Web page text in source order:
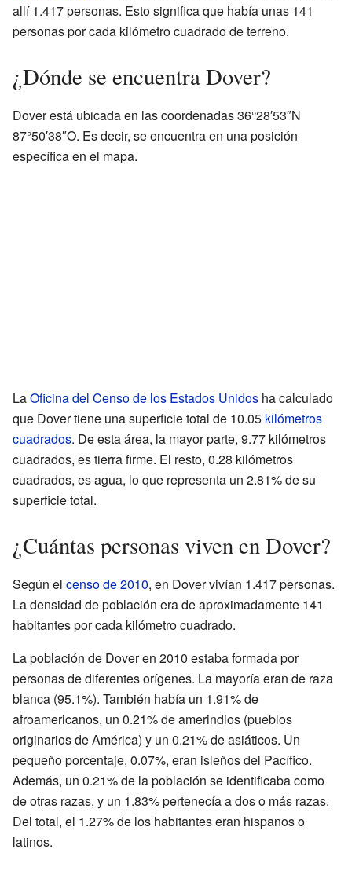
allí 1.417 personas. Esto significa que había unas 141
personas por cada kilómetro cuadrado de terreno.
¿Dónde se encuentra Dover?
Dover está ubicada en las coordenadas 36°28′53″N
87°50′38″O. Es decir, se encuentra en una posición
específica en el mapa.
LaOficina del Censo de los Estados Unidos ha calculado
que Dover tiene una superficie total de 10.05 kilómetros
cuadrados. De esta área, la mayor parte, 9.77 kilómetros
cuadrados, es tierra firme. El resto, 0.28 kilómetros
cuadrados, es agua, lo que representa un 2.81% de su
superficie total.
¿Cuántas personas viven en Dover?
Según el censo de 2010, en Dover vivían 1.417 personas.
La densidad de población era de aproximadamente 141
habitantes por cada kilómetro cuadrado.
La población de Dover en 2010 estaba formada por
personas de diferentes orígenes. La mayoría eran de raza
blanca (95.1%). También había un 1.91% de
afroamericanos, un 0.21% de amerindios (pueblos
originarios de América) y un 0.21% de asiáticos. Un
pequeño porcentaje, 0.07%, eran isleños del Pacífico.
Además, un 0.21% de la población se identificaba como
de otras razas, y un 1.83% pertenecía a dos o más razas.
Del total, el 1.27% de los habitantes eran hispanos o
latinos.